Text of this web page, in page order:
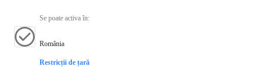
Se poate activa în:
România
Restricții de țară